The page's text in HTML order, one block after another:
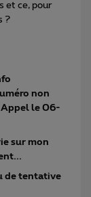
et ce, pour
?
non
Appel le 06-
sur mon
de tentative